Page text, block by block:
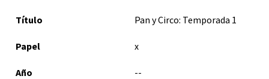
Pan y Circo: Temporada 1
x
--